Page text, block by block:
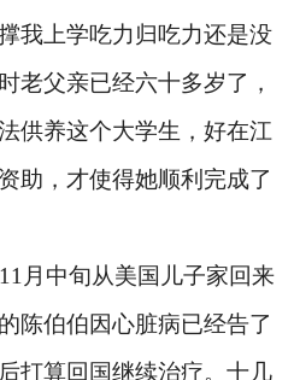
我上学吃力归吃力还是没
老父亲已经六十多岁了，
供养这个大学生，好在江
助，才使得她顺利完成了
月中旬从美国儿子家回来
陈伯伯因心脏病已经告了
打算回国继续治疗。十几